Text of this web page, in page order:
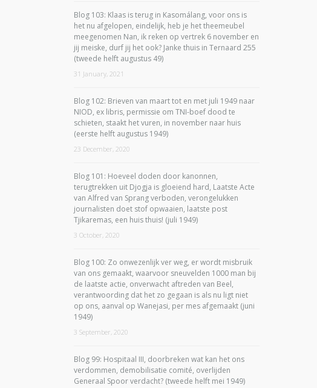
Blog 103: Klaas is terug in Kasomálang, voor ons is
het nu afgelopen, eindelijk, heb je het theemeubel
meegenomen Nan, ik reken op vertrek 6 november en
jij meiske, durf jij het ook? Janke thuis in Ternaard 255
(tweede helft augustus 49)
31 January, 2021
Blog 102: Brieven van maart tot en met juli 1949 naar
NIOD, ex libris, permissie om TNI-boef dood te
schieten, staakt het vuren, in november naar huis
(eerste helft augustus 1949)
23 December, 2020
Blog 101: Hoeveel doden door kanonnen,
terugtrekken uit Djogja is gloeiend hard, Laatste Acte
van Alfred van Sprang verboden, verongelukken
journalisten doet stof opwaaien, laatste post
Tjikaremas, een huis thuis! (juli 1949)
3 October, 2020
Blog 100: Zo onwezenlijk ver weg, er wordt misbruik
van ons gemaakt, waarvoor sneuvelden 1000 man bij
de laatste actie, onverwacht aftreden van Beel,
verantwoording dat het zo gegaan is als nu ligt niet
op ons, aanval op Wanejasi, per mes afgemaakt (juni
1949)
3 September, 2020
Blog 99: Hospitaal III, doorbreken wat kan het ons
verdommen, demobilisatie comité, overlijden
Generaal Spoor verdacht? (tweede helft mei 1949)